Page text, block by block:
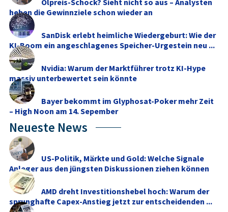
heben die Gewinnziele schon wieder an
SanDisk erlebt heimliche Wiedergeburt: Wie der
KI-Boom ein angeschlagenes Speicher-Urgestein neu ...
Nvidia: Warum der Marktführer trotz KI-Hype
massiv unterbewertet sein könnte
Bayer bekommt im Glyphosat-Poker mehr Zeit
– High Noon am 14. Sepember
Neueste News
US-Politik, Märkte und Gold: Welche Signale
Anleger aus den jüngsten Diskussionen ziehen können
AMD dreht Investitionshebel hoch: Warum der
sprunghafte Capex-Anstieg jetzt zur entscheidenden ...